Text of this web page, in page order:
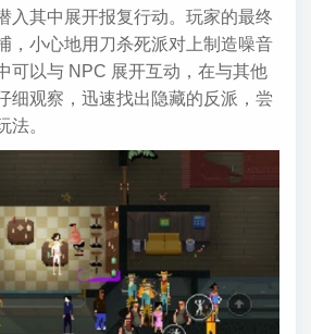
入其中展开报复行动。玩家的最终
，小心地用刀杀死派对上制造噪音
可以与 NPC 展开互动，在与其他
细观察，迅速找出隐藏的反派，尝
法。